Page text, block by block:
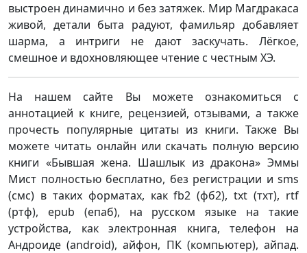
выстроен динамично и без затяжек. Мир Магдракаса
живой, детали быта радуют, фамильяр добавляет
шарма, а интриги не дают заскучать. Лёгкое,
смешное и вдохновляющее чтение с честным ХЭ.
На нашем сайте Вы можете ознакомиться с
аннотацией к книге, рецензией, отзывами, а также
прочесть популярные цитаты из книги. Также Вы
можете читать онлайн или скачать полную версию
книги «Бывшая жена. Шашлык из дракона» Эммы
Мист полностью бесплатно, без регистрации и sms
(смс) в таких форматах, как fb2 (фб2), txt (тхт), rtf
(ртф), epub (епаб), на русском языке на такие
устройства, как электронная книга, телефон на
Андроиде (android), айфон, ПК (компьютер), айпад.